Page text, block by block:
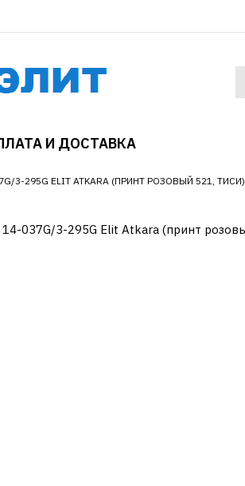
И ДОСТАВКА
295G ELIT ATKARA (ПРИНТ РОЗОВЫЙ 521, ТИСИ)